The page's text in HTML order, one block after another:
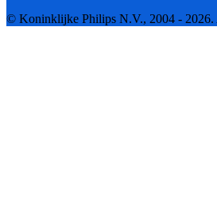
© Koninklijke Philips N.V., 2004 - 2026.